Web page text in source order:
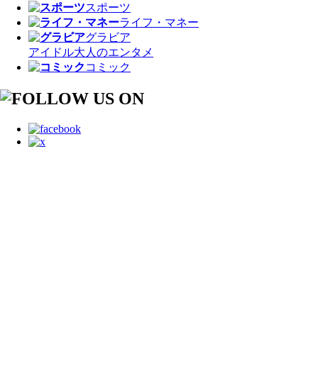
スポーツ
ライフ・マネー
グラビア
アイドル大人のエンタメ
コミック